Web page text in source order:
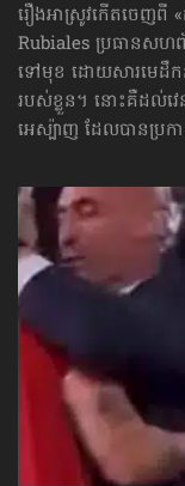
រឿងអាស្រូវកើតចេញពី
Rubiales ប្រធានសហព័
ទៅមុខ ដោយសារមេដឹ
របស់ខ្លួន។ នោះគឺដល់វ
អេស្ប៉ាញ ដែលបានប្រក